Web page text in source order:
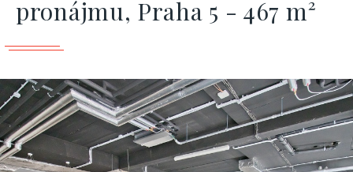
pronájmu, Praha 5 - 467 m²